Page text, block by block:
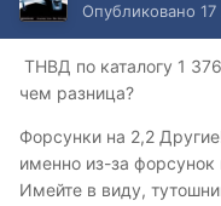
Опубликовано
ТНВД по каталогу 1
чем разница?
Форсунки на 2,2
именно из-за
Имейте в виду,